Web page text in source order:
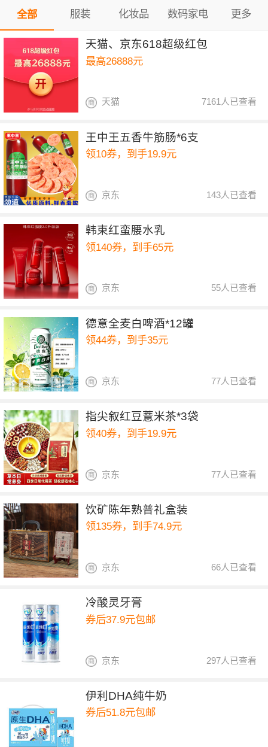
全部 服装 化妆品 数码家电 更多
天猫、京东618超级红包
最高26888元
7161人已查看
天猫
王中王五香牛筋肠*6支
领10券，到手19.9元
143人已查看
京东
韩束红蛮腰水乳
领140券，到手65元
55人已查看
京东
德意全麦白啤酒*12罐
领44券，到手35元
77人已查看
京东
指尖叙红豆薏米茶*3袋
领40券，到手19.9元
77人已查看
京东
饮矿陈年熟普礼盒装
领135券，到手74.9元
66人已查看
京东
冷酸灵牙膏
券后37.9元包邮
297人已查看
京东
伊利DHA纯牛奶
券后51.8元包邮